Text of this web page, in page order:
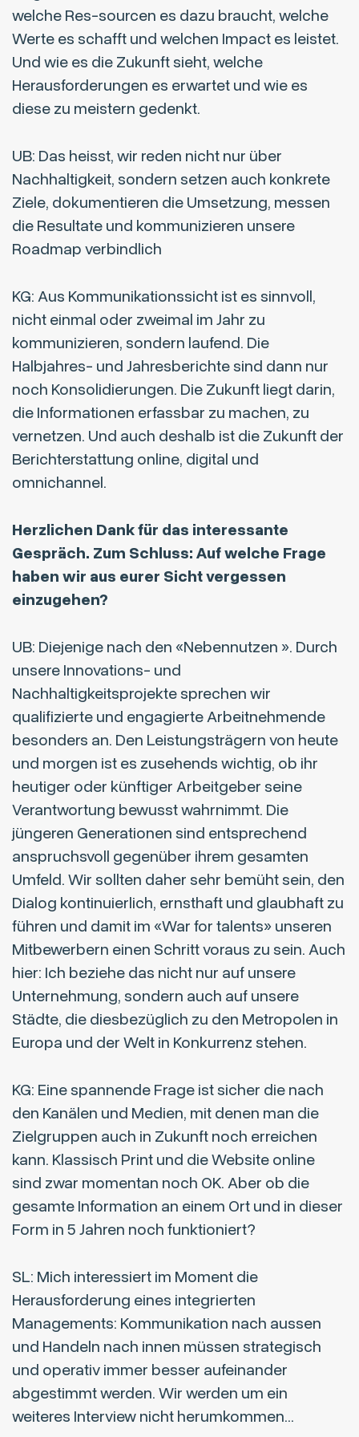
welche Res-sourcen es dazu braucht, welche
Werte es schafft und welchen Impact es leistet.
Und wie es die Zukunft sieht, welche
Herausforderungen es erwartet und wie es
diese zu meistern gedenkt.
UB: Das heisst, wir reden nicht nur über
Nachhaltigkeit, sondern setzen auch konkrete
Ziele, dokumentieren die Umsetzung, messen
die Resultate und kommunizieren unsere
Roadmap verbindlich
KG: Aus Kommunikationssicht ist es sinnvoll,
nicht einmal oder zweimal im Jahr zu
kommunizieren, sondern laufend. Die
Halbjahres- und Jahresberichte sind dann nur
noch Konsolidierungen. Die Zukunft liegt darin,
die Informationen erfassbar zu machen, zu
vernetzen. Und auch deshalb ist die Zukunft der
Berichterstattung online, digital und
omnichannel.
Herzlichen Dank für das interessante
Gespräch. Zum Schluss: Auf welche Frage
haben wir aus eurer Sicht vergessen
einzugehen?
UB: Diejenige nach den «Nebennutzen ». Durch
unsere Innovations- und
Nachhaltigkeitsprojekte sprechen wir
qualifizierte und engagierte Arbeitnehmende
besonders an. Den Leistungsträgern von heute
und morgen ist es zusehends wichtig, ob ihr
heutiger oder künftiger Arbeitgeber seine
Verantwortung bewusst wahrnimmt. Die
jüngeren Generationen sind entsprechend
anspruchsvoll gegenüber ihrem gesamten
Umfeld. Wir sollten daher sehr bemüht sein, den
Dialog kontinuierlich, ernsthaft und glaubhaft zu
führen und damit im «War for talents» unseren
Mitbewerbern einen Schritt voraus zu sein. Auch
hier: Ich beziehe das nicht nur auf unsere
Unternehmung, sondern auch auf unsere
Städte, die diesbezüglich zu den Metropolen in
Europa und der Welt in Konkurrenz stehen.
KG: Eine spannende Frage ist sicher die nach
den Kanälen und Medien, mit denen man die
Zielgruppen auch in Zukunft noch erreichen
kann. Klassisch Print und die Website online
sind zwar momentan noch OK. Aber ob die
gesamte Information an einem Ort und in dieser
Form in 5 Jahren noch funktioniert?
SL: Mich interessiert im Moment die
Herausforderung eines integrierten
Managements: Kommunikation nach aussen
und Handeln nach innen müssen strategisch
und operativ immer besser aufeinander
abgestimmt werden. Wir werden um ein
weiteres Interview nicht herumkommen…